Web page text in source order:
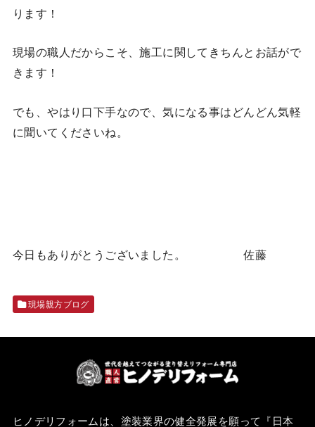
ります！
現場の職人だからこそ、施工に関してきちんとお話がで
きます！
でも、やはり口下手なので、気になる事はどんどん気軽
に聞いてくださいね。
今日もありがとうございました。 佐藤
現場親方ブログ
ヒノデリフォームは、塗装業界の健全発展を願って『 日本